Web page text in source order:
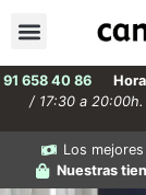
91 658 40 86
/ 17:30 a
Los
Nuestras